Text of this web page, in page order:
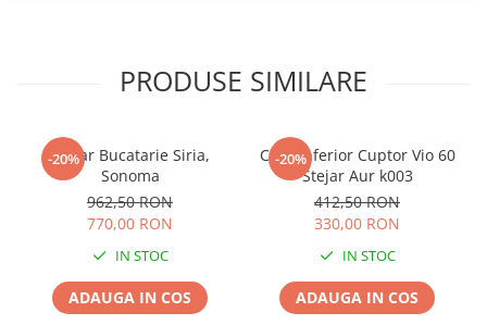
PRODUSE SIMILARE
-20%
Coltar Bucatarie Siria,
Sonoma
962,50 RON
770,00 RON
IN STOC
ADAUGA IN COS
-20%
Corp Inferior Cuptor Vio 60
Stejar Aur k003
412,50 RON
330,00 RON
IN STOC
ADAUGA IN COS